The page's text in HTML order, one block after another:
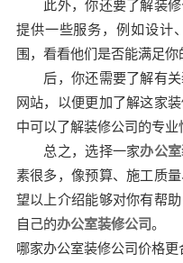
此外，你还要了解装修
提供一些服务，例如设计
围，看看他们是否能满足你
后，你还需要了解有关
网站，以便更加了解这家
中可以了解装修公司的专业
总之，选择一家办公
素很多，像预算、施工质
望以上介绍能够对你有帮
自己的办公室装修公司。
哪家办公室装修公司价格更